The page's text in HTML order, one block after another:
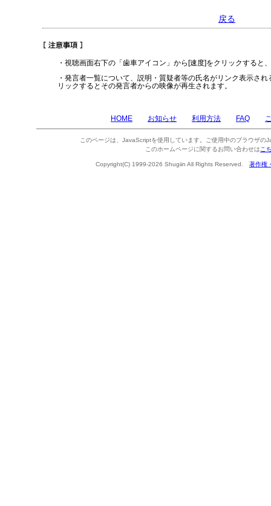
戻る
・視聴画面右下の「歯車アイコン」から[速度]をクリックすると
・発言者一覧について、説明・質疑者等の氏名がリンク表示さ
リックするとその発言者からの映像が再生されます。
HOME お知らせ 利用方法 FAQ
このページは、JavaScriptを使用しています。ご使用中のブラウザの
このホームページに関するお問い合わせは こ
Copyright(C) 1999-2026 Shugiin All Rights Reserved. 著作権